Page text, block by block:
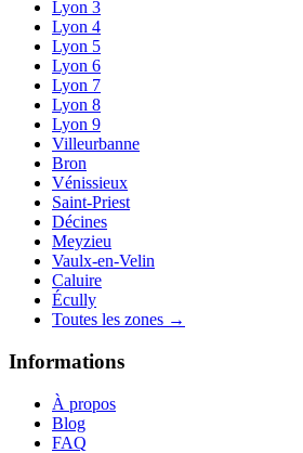
Lyon 3
Lyon 4
Lyon 5
Lyon 6
Lyon 7
Lyon 8
Lyon 9
Villeurbanne
Bron
Vénissieux
Saint-Priest
Décines
Meyzieu
Vaulx-en-Velin
Caluire
Écully
Toutes les zones →
Informations
À propos
Blog
FAQ